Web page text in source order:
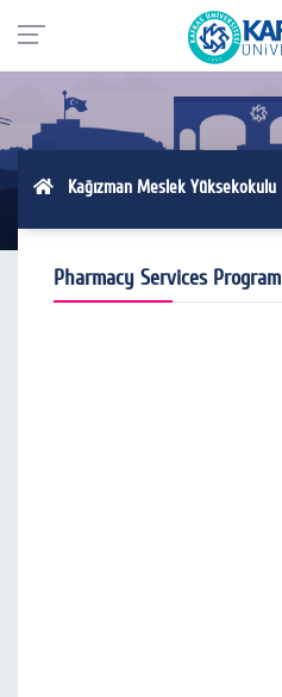
Kağızman Meslek Yüksekokulu
Pharmacy Services Program